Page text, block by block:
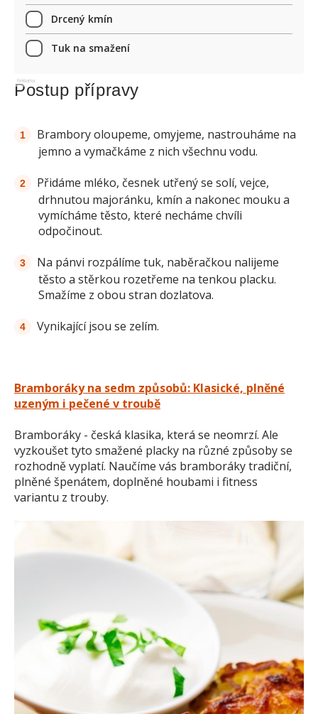
Drcený kmín
Tuk na smažení
Reklama
Postup přípravy
Brambory oloupeme, omyjeme, nastrouháme na
jemno a vymačkáme z nich všechnu vodu.
Přidáme mléko, česnek utřený se solí, vejce,
drhnutou majoránku, kmín a nakonec mouku a
vymícháme těsto, které necháme chvíli
odpočinout.
Na pánvi rozpálíme tuk, naběračkou nalijeme
těsto a stěrkou rozetřeme na tenkou placku.
Smažíme z obou stran dozlatova.
Vynikající jsou se zelím.
Bramboráky na sedm způsobů: Klasické, plněné
uzeným i pečené v troubě
Bramboráky - česká klasika, která se neomrzí. Ale
vyzkoušet tyto smažené placky na různé způsoby se
rozhodně vyplatí. Naučíme vás bramboráky tradiční,
plněné špenátem, doplněné houbami i fitness
variantu z trouby.